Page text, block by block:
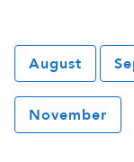
August
November